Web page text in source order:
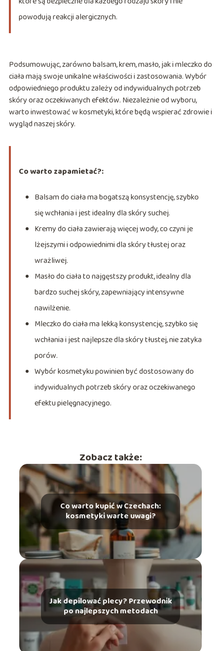
powodują reakcji alergicznych.
Podsumowując, zarówno balsam, krem, masło, jak i mleczko do
ciała mają swoje unikalne właściwości i zastosowania. Wybór
odpowiedniego produktu zależy od indywidualnych potrzeb
skóry oraz oczekiwanych efektów. Niezależnie od wyboru,
warto inwestować w kosmetyki, które będą wspierać zdrowie i
wygląd naszej skóry.
Co warto zapamietać?:
Balsam do ciała ma bogatszą konsystencję, szybko
się wchłania i jest idealny dla skóry suchej.
Kremy do ciała zawierają więcej wody, co czyni je
lżejszymi i odpowiednimi dla skóry tłustej oraz
wrażliwej.
Masło do ciała to najgęstszy produkt, idealny dla
bardzo suchej skóry, zapewniający intensywne
nawilżenie.
Mleczko do ciała ma lekką konsystencję, szybko się
wchłania i jest najlepsze dla skóry tłustej, nie zatyka
porów.
Wybór kosmetyku powinien być dostosowany do
indywidualnych potrzeb skóry oraz oczekiwanego
efektu pielęgnacyjnego.
Zobacz także:
Co warto kupić w Czechach:
kosmetyki warte uwagi?
Jak depilować plecy? Przewodnik
po najlepszych metodach